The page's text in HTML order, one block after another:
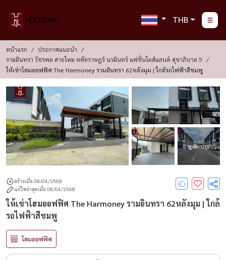
THB
หน้าแรก
ประกาศแนะนำ
รามอินทรา วัชรพล สายไหม หทัยราษฎร์ นวมินทร์ แฟชั่นไอส์แลนด์ สุขาภิบาล 5
ให้เช่าโฮมออฟฟิศ The Harmoney รามอินทรา 62หลังมุม | ใกล้รถไฟฟ้าสีชมพู
ดูรูปอีก : 12 รูป
สร้างเมื่อ 08/04/2568
แก้ไขล่าสุดเมื่อ 08/04/2568
ให้เช่าโฮมออฟฟิศ The Harmoney รามอินทรา 62หลังมุม | ใกล้
รถไฟฟ้าสีชมพู
โฮมออฟฟิศ